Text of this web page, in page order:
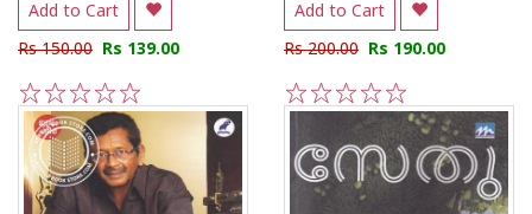
Add to Cart
Rs 150.00 Rs 139.00
5
4
3
2
1
Add to Cart
Rs 200.00 Rs 190.00
5
4
3
2
1